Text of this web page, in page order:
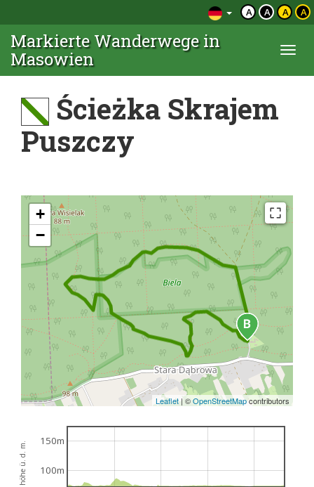
A A A A
Markierte Wanderwege in
Masowien
Ścieżka Skrajem
Puszczy
+
−
Leaflet | ©OpenStreetMapcontributors
höhe ü. d. m. 100m
150m